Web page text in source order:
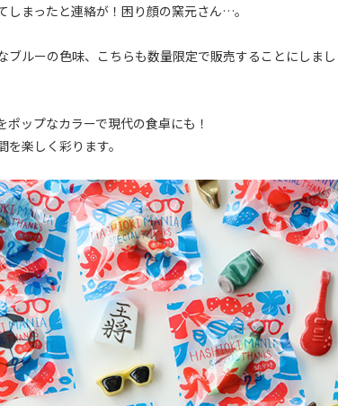
しまったと連絡が！困り顔の窯元さん…。
ブルーの色味、こちらも数量限定で販売することにしまし
ポップなカラーで現代の食卓にも！
楽しく彩ります。